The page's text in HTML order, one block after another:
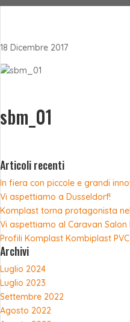
18 Dicembre 2017
sbm_01
Articoli recenti
In fiera con piccole e grandi
Vi aspettiamo a Dusseldorf!
Komplast torna protagonista
Vi aspettiamo al Caravan Salon
Profili Komplast Kombiplast
Archivi
Luglio 2024
Luglio 2023
Settembre 2022
Agosto 2022